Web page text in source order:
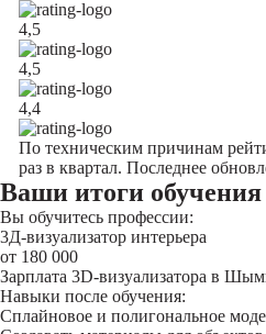
4,5
4,5
4,4
По техническим причинам
раз в квартал. Последнее
Ваши итоги обучения
Вы обучитесь профессии:
3Д-визуализатор интерьера
от 180 000
Зарплата 3D-визуализатора в
Навыки после обучения:
Сплайновое и полигональное